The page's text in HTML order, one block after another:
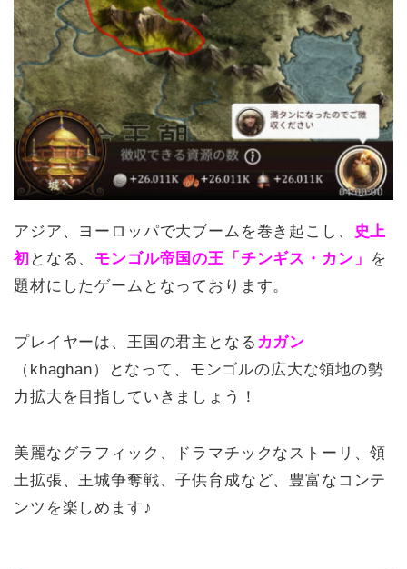
アジア、ヨーロッパで大ブームを巻き起こし、
史上
初 となる、 モンゴル帝国の王 「 チンギス・カン」
を
題材にしたゲームとなっております。
プレイヤーは、王国の君主となる カガン
（khaghan）となって、モンゴルの広大な領地の勢
力拡大を目指していきましょう！
美麗なグラフィック、ドラマチックなストーリ、領
土拡張、王城争奪戦、子供育成など、豊富なコンテ
ンツを楽しめます♪